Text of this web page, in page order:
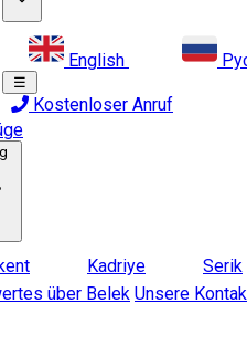
English
☰
Kostenloser Anruf
Kadriye
Serik
über Belek Unsere